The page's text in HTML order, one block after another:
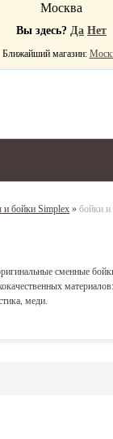
Москва
Вы здесь? Да Нет
Ближайший магазин:
и бойки Simplex » бойки и
сменные
меди.